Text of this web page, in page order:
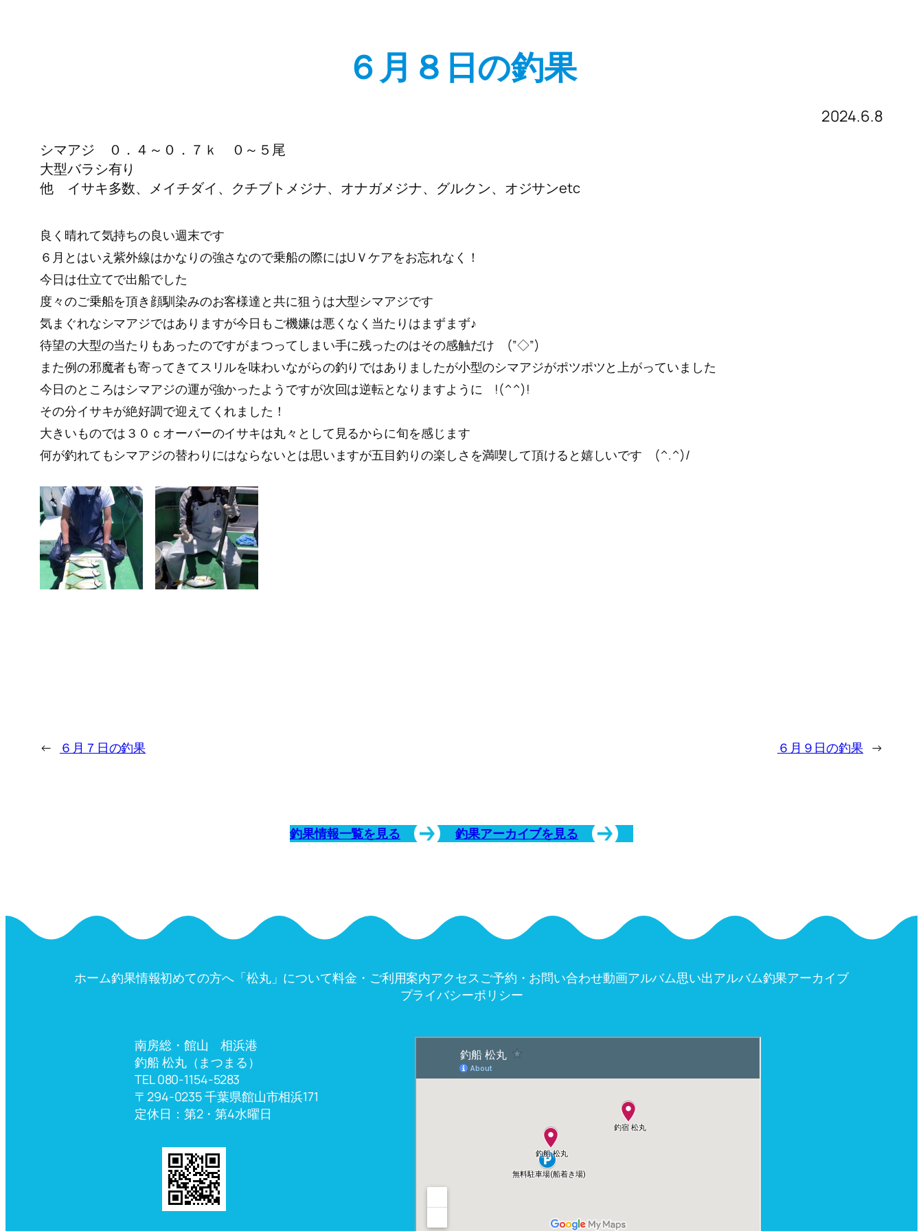
６月８日の釣果
2024.6.8
シマアジ ０．４～０．７ｋ ０～５尾
大型バラシ有り
他 イサキ多数、メイチダイ、クチブトメジナ、オナガメジナ、グルクン、オジサンetc
良く晴れて気持ちの良い週末です
６月とはいえ紫外線はかなりの強さなので乗船の際にはUＶケアをお忘れなく！
今日は仕立てで出船でした
度々のご乗船を頂き顔馴染みのお客様達と共に狙うは大型シマアジです
気まぐれなシマアジではありますが今日もご機嫌は悪くなく当たりはまずまず♪
待望の大型の当たりもあったのですがまつってしまい手に残ったのはその感触だけ (”◇”)
また例の邪魔者も寄ってきてスリルを味わいながらの釣りではありましたが小型のシマアジがポツポツと上がっていました
今日のところはシマアジの運が強かったようですが次回は逆転となりますように !(^^)!
その分イサキが絶好調で迎えてくれました！
大きいものでは３０ｃオーバーのイサキは丸々として見るからに旬を感じます
何が釣れてもシマアジの替わりにはならないとは思いますが五目釣りの楽しさを満喫して頂けると嬉しいです (^.^)/
← ６月７日の釣果 ６月９日の釣果 →
釣果情報一覧を見る 釣果アーカイブを見る
ホーム釣果情報初めての方へ「松丸」について料金・ご利用案内アクセスご予約・お問い合わせ動画アルバム思い出アルバム釣果アーカイブ
プライバシーポリシー
南房総・館山 相浜港
釣船 松丸（まつまる）
TEL 080-1154-5283
〒294-0235 千葉県館山市相浜171
定休日：第2・第4水曜日